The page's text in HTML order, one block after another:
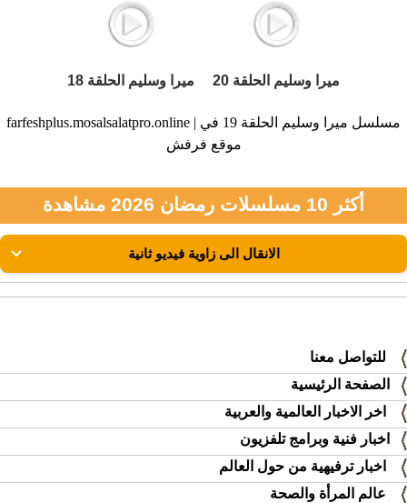
ميرا وسليم الحلقة 20 ميرا وسليم الحلقة 18
farfeshplus.mosalsalatpro.online | مسلسل ميرا وسليم الحلقة 19 في
موقع فرفش
أكثر 10 مسلسلات رمضان 2026 مشاهدة
للتواصل معنا
الصفحة الرئيسية
اخر الاخبار العالمية والعربية
اخبار فنية وبرامج تلفزيون
اخبار ترفيهية من حول العالم
عالم المرأة والصحة